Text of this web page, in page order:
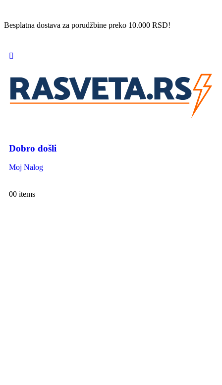
Besplatna dostava za porudžbine preko 10.000 RSD!
Dobro došli
Moj Nalog
00 items